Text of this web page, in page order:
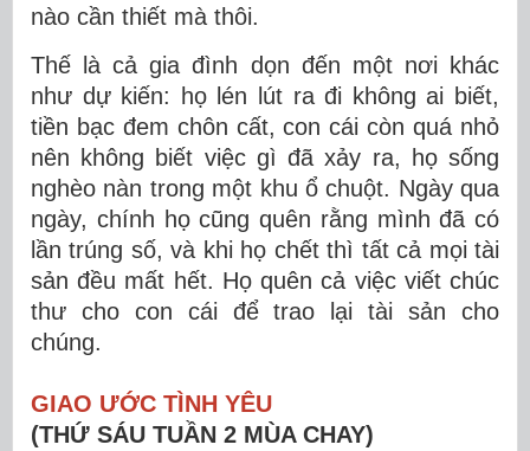
nào cần thiết mà thôi.
Thế là cả gia đình dọn đến một nơi khác
như dự kiến: họ lén lút ra đi không ai biết,
tiền bạc đem chôn cất, con cái còn quá nhỏ
nên không biết việc gì đã xảy ra, họ sống
nghèo nàn trong một khu ổ chuột. Ngày qua
ngày, chính họ cũng quên rằng mình đã có
lần trúng số, và khi họ chết thì tất cả mọi tài
sản đều mất hết. Họ quên cả việc viết chúc
thư cho con cái để trao lại tài sản cho
chúng.
GIAO ƯỚC TÌNH YÊU
(THỨ SÁU TUẦN 2 MÙA CHAY)